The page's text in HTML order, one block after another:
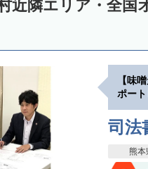
近隣エリア・全国
【味
ポー
司法
熊本